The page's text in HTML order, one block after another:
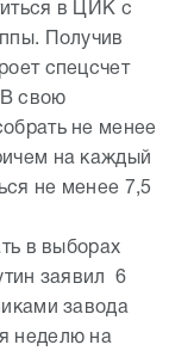
в ЦИК с
Получив
спецсчет
свою
не менее
на каждый
не менее 7,5
в выборах
заявил 6
завода
неделю на